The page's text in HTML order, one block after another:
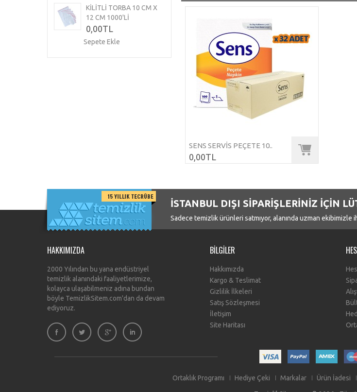
KİLİTLİ TORBA 10 CM X
12 CM 1000'LI
0,00TL
Sepete Ekle
SENS SERVIS PEÇETE 10..
0,00TL
İSTANBUL DIŞI SİPARİŞLERİNİZ İÇİN
Sadece temizlik ürünleri satmıyor, alanında uzman ekibimizle
HAKKIMIZDA
2000 Yılından bu yana endüstriyel
temizlik alanındaki faaliyetlerimize,
kolayca ulaşabilmeniz adına bundan
böyle TemizlikSitem.com'dan da devam
ediyoruz.
BILGILER
Hakkımızda
Kargo & Teslimat
Gizlilik İlkeleri
Satış Sözleşmesi
İletişim
Site Haritası
Ortaklık Programı Hediye Çeki Markalar Ürün İadesi